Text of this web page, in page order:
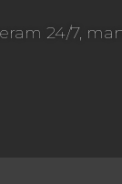
24/7,